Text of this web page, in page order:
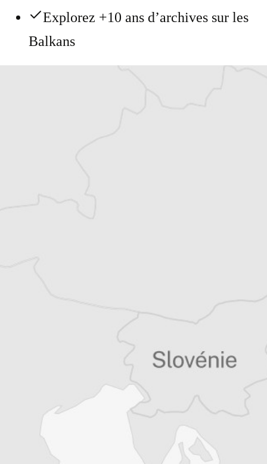
Explorez +10 ans d’archives sur les
Balkans